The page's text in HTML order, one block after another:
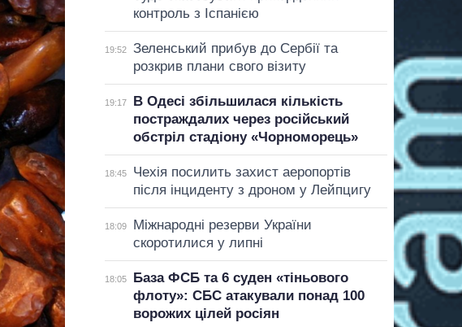
контроль з Іспанією
19:52
Зеленський прибув до Сербії та
розкрив плани свого візиту
19:17
В Одесі збільшилася кількість
постраждалих через російський
обстріл стадіону «Чорноморець»
18:45
Чехія посилить захист аеропортів
після інциденту з дроном у Лейпцигу
18:09
Міжнародні резерви України
скоротилися у липні
18:05
База ФСБ та 6 суден «тіньового
флоту»: СБС атакували понад 100
ворожих цілей росіян